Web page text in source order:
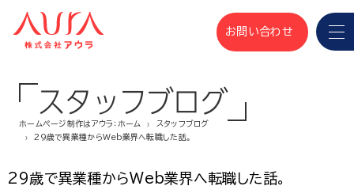
お問い合わせ
スタッフブログ
ホームページ制作はアウラ：ホーム
スタッフブログ
29歳で異業種からWeb業界へ転職した話。
29歳で異業種からWeb業界へ転職した話。